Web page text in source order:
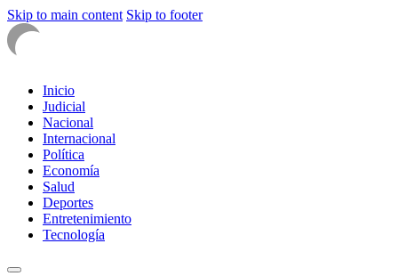
Skip to main content Skip to footer
Inicio
Judicial
Nacional
Internacional
Política
Economía
Salud
Deportes
Entretenimiento
Tecnología